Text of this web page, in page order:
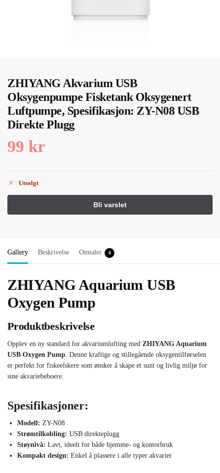
ZHIYANG Akvarium USB
Oksygenpumpe Fisketank Oksygenert
Luftpumpe, Spesifikasjon: ZY-N08 USB
Direkte Plugg
99 kr
Utsolgt
Gallery Beskrivelse Omtaler 0
ZHIYANG Aquarium USB
Oxygen Pump
Produktbeskrivelse
Opplev en ny standard for akvariumlufting med ZHIYANG Aquarium
USB Oxygen Pump. Denne kraftige og stillegående oksygentilførselen
er perfekt for fiskeelskere som ønsker å skape et sunt og livlig miljø for
sine akvariebeboere.
Spesifikasjoner:
Modell: ZY-N08
Strømtilkobling: USB direkteplugg
Støynivå: Lavt, ideelt for både hjemme- og kontorbruk
Kompakt design: Enkel å plassere i alle typer akvarier